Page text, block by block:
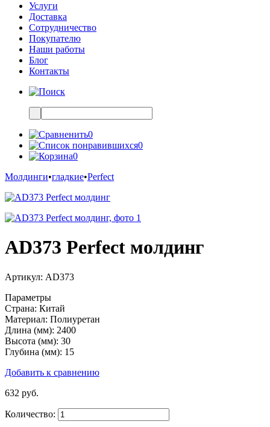
Услуги
Доставка
Сотрудничество
Покупателю
Наши работы
Блог
Контакты
0
0
0
Молдинги•гладкие•Perfect
AD373 Perfect молдинг
Артикул: AD373
Параметры
Страна: Китай
Материал: Полиуретан
Длина (мм): 2400
Высота (мм): 30
Глубина (мм): 15
Добавить к сравнению
632 руб.
Количество: